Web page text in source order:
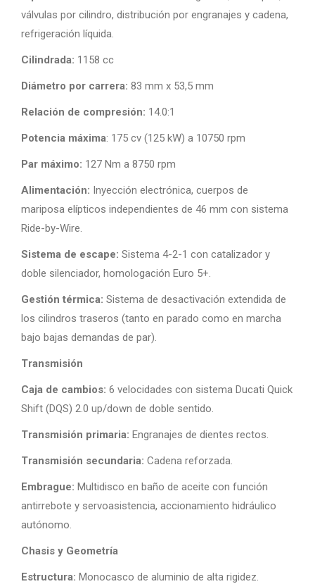
válvulas por cilindro, distribución por engranajes y cadena,
refrigeración líquida.
Cilindrada: 1158 cc
Diámetro por carrera: 83 mm x 53,5 mm
Relación de compresión: 14.0:1
Potencia máxima: 175 cv (125 kW) a 10750 rpm
Par máximo: 127 Nm a 8750 rpm
Alimentación: Inyección electrónica, cuerpos de
mariposa elípticos independientes de 46 mm con sistema
Ride-by-Wire.
Sistema de escape: Sistema 4-2-1 con catalizador y
doble silenciador, homologación Euro 5+.
Gestión térmica: Sistema de desactivación extendida de
los cilindros traseros (tanto en parado como en marcha
bajo bajas demandas de par).
Transmisión
Caja de cambios: 6 velocidades con sistema Ducati Quick
Shift (DQS) 2.0 up/down de doble sentido.
Transmisión primaria: Engranajes de dientes rectos.
Transmisión secundaria: Cadena reforzada.
Embrague: Multidisco en baño de aceite con función
antirrebote y servoasistencia, accionamiento hidráulico
autónomo.
Chasis y Geometría
Estructura: Monocasco de aluminio de alta rigidez.